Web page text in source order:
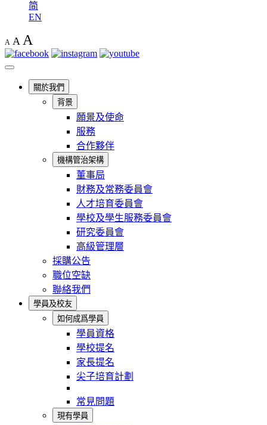
简
EN
A A A
關於我們
背景
願景及使命
服務
合作夥伴
機構管治架構
董事局
財務及常務委員會
人才培育委員會
學校及學生服務委員會
研究委員會
高級管理層
採購公告
職位空缺
聯絡我們
學員及校友
如何成爲學員
學員資格
學校提名
家長提名
尖子培育計劃
常見問題
現有學員